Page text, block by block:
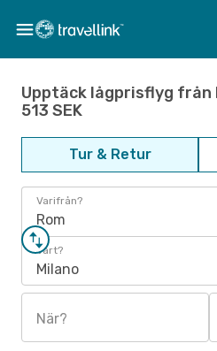
Upptäck lågprisflyg från
513 SEK
Tur & Retur
Varifrån?
Rom
Vart?
Milano
När?